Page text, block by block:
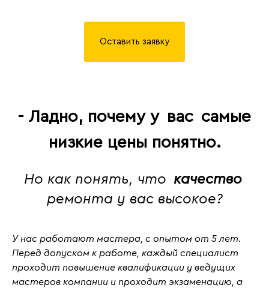
Оставить заявку
- Ладно, почему у вас самые
низкие цены понятно.
Но как понять, что качество
ремонта у вас высокое?
У нас работают мастера, с опытом от 5 лет.
Перед допуском к работе, каждый специалист
проходит повышение квалификации у ведущих
мастеров компании и проходит экзаменацию , а